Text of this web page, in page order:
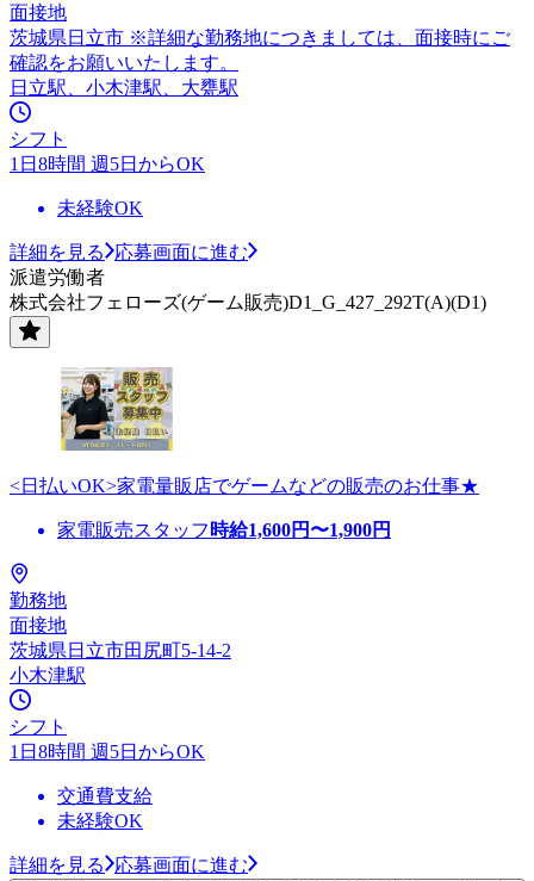
面接地
茨城県日立市 ※詳細な勤務地につきましては、面接時にご
確認をお願いいたします。
日立駅、小木津駅、大甕駅
シフト
1日8時間 週5日からOK
未経験OK
詳細を見る
応募画面に進む
派遣労働者
株式会社フェローズ(ゲーム販売)D1_G_427_292T(A)(D1)
<日払いOK>家電量販店でゲームなどの販売のお仕事★
家電販売スタッフ 時給1,600円〜1,900円
勤務地
面接地
茨城県日立市田尻町5-14-2
小木津駅
シフト
1日8時間 週5日からOK
交通費支給
未経験OK
詳細を見る 応募画面に進む